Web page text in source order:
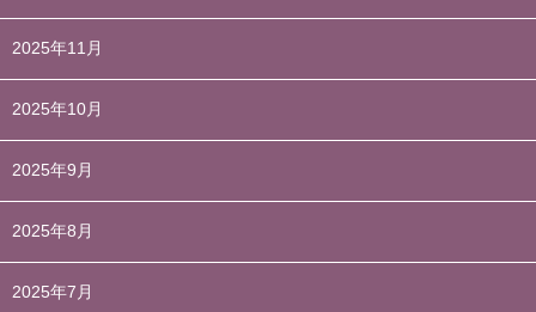
2025年11月
2025年10月
2025年9月
2025年8月
2025年7月